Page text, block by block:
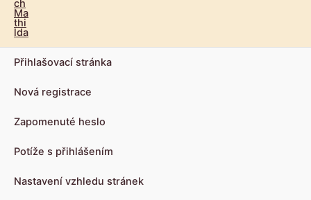
Přihlašovací stránka
Nová registrace
Zapomenuté heslo
Potíže s přihlášením
Nastavení vzhledu stránek